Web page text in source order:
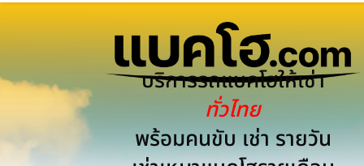
บริการรถแบคโฮให้เช่า
ทั่วไทย
พร้อมคนขับ เช่า รายวัน